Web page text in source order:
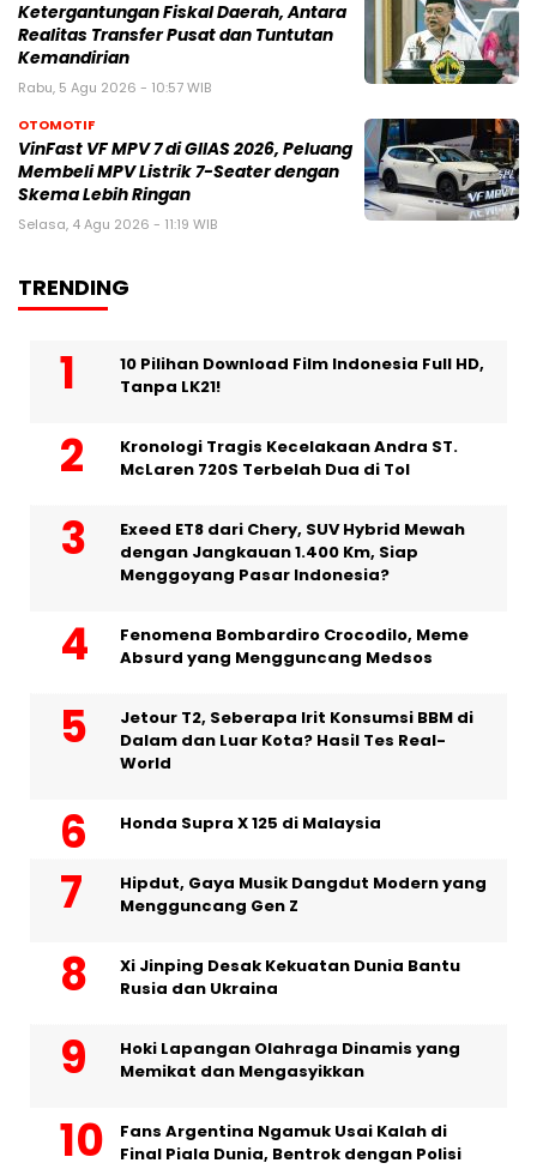
Ketergantungan Fiskal Daerah, Antara
Realitas Transfer Pusat dan Tuntutan
Kemandirian
Rabu, 5 Agu 2026 - 10:57 WIB
OTOMOTIF
VinFast VF MPV 7 di GIIAS 2026, Peluang
Membeli MPV Listrik 7-Seater dengan
Skema Lebih Ringan
Selasa, 4 Agu 2026 - 11:19 WIB
TRENDING
10 Pilihan Download Film Indonesia Full HD,
Tanpa LK21!
Kronologi Tragis Kecelakaan Andra ST.
McLaren 720S Terbelah Dua di Tol
Exeed ET8 dari Chery, SUV Hybrid Mewah
dengan Jangkauan 1.400 Km, Siap
Menggoyang Pasar Indonesia?
Fenomena Bombardiro Crocodilo, Meme
Absurd yang Mengguncang Medsos
Jetour T2, Seberapa Irit Konsumsi BBM di
Dalam dan Luar Kota? Hasil Tes Real-
World
Honda Supra X 125 di Malaysia
Hipdut, Gaya Musik Dangdut Modern yang
Mengguncang Gen Z
Xi Jinping Desak Kekuatan Dunia Bantu
Rusia dan Ukraina
Hoki Lapangan Olahraga Dinamis yang
Memikat dan Mengasyikkan
Fans Argentina Ngamuk Usai Kalah di
Final Piala Dunia, Bentrok dengan Polisi